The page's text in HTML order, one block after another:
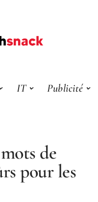
IT Publicité
de
pour les